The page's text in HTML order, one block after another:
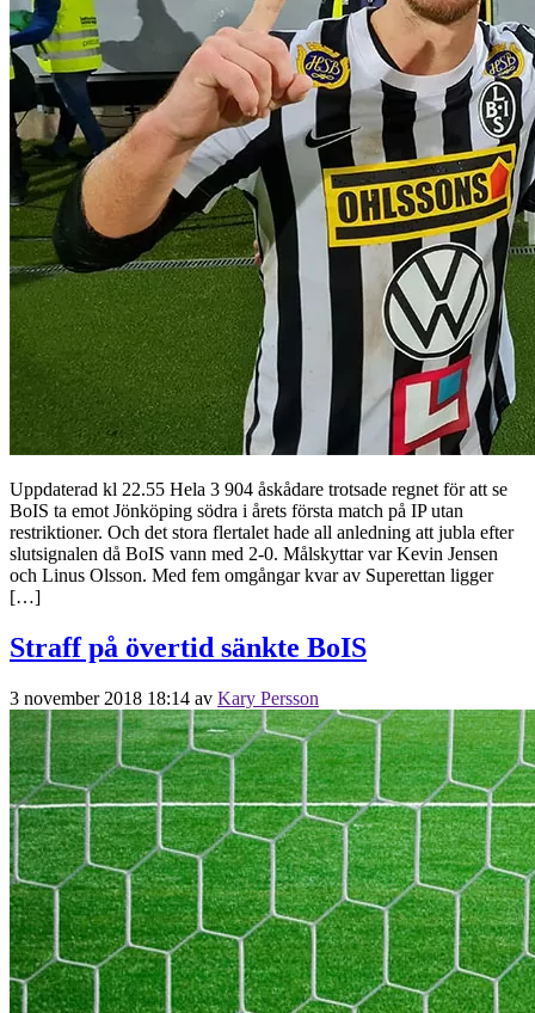
Uppdaterad kl 22.55 Hela 3 904 åskådare trotsade regnet för att se
BoIS ta emot Jönköping södra i årets första match på IP utan
restriktioner. Och det stora flertalet hade all anledning att jubla efter
slutsignalen då BoIS vann med 2-0. Målskyttar var Kevin Jensen
och Linus Olsson. Med fem omgångar kvar av Superettan ligger
[…]
Straff på övertid sänkte BoIS
3 november 2018 18:14 av Kary Persson